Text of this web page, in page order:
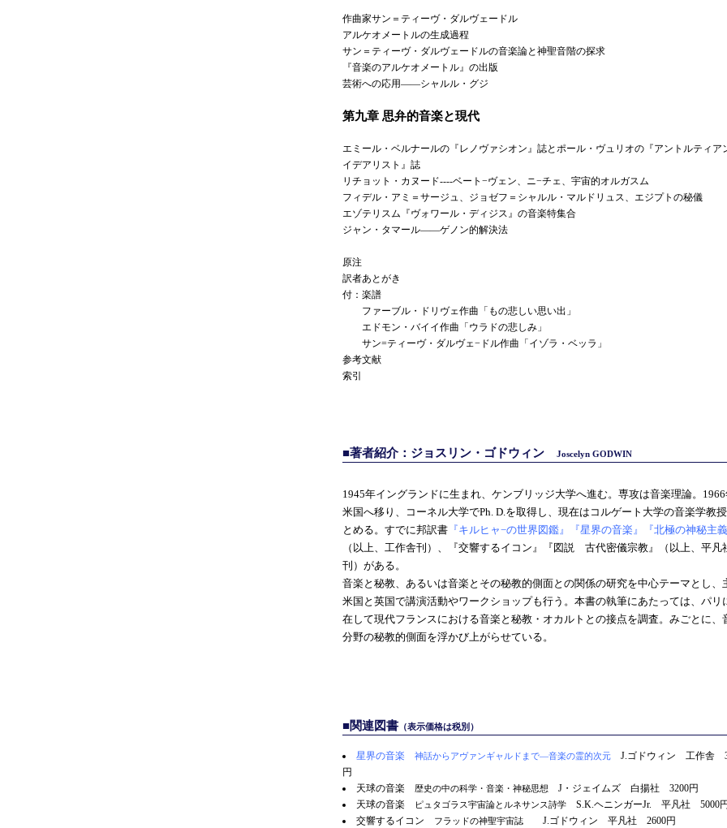
作曲家サン＝ティーヴ・ダルヴェードル
アルケオメートルの生成過程
サン＝ティーヴ・ダルヴェードルの音楽論と神聖音階の探求
『音楽のアルケオメートル』の出版
芸術への応用——シャルル・グジ
第九章 思弁的音楽と現代
エミール・ベルナールの『レノヴァシオン』誌とポール・ヴュリオの『アントルティア
イデアリスト』誌
リチョット・カヌード----ベート−ヴェン、ニ−チェ、宇宙的オルガスム
フィデル・アミ＝サージュ、ジョゼフ＝シャルル・マルドリュス、エジプトの秘儀
エゾテリスム『ヴォワール・ディジス』の音楽特集合
ジャン・タマール——ゲノン的解決法
原注
訳者あとがき
付：楽譜
ファーブル・ドリヴェ作曲「もの悲しい思い出」
エドモン・バイイ作曲「ウラドの悲しみ」
サン=ティーヴ・ダルヴェ−ドル作曲「イゾラ・ベッラ」
参考文献
索引
■著者紹介：ジョスリン・ゴドウィン Joscelyn GODWIN
1945年イングランドに生まれ、ケンブリッジ大学へ進む。専攻は音楽理論。1966
米国へ移り、コーネル大学でPh. D.を取得し、現在はコルゲート大学の音楽学教
とめる。すでに邦訳書 『キルヒャ−の世界図鑑』 『星界の音楽』
『北極の神秘主義
（以上、工作舎刊）、『交響するイコン』『図説 古代密儀宗教』（以上、平凡
刊）がある。
音楽と秘教、あるいは音楽とその秘教的側面との関係の研究を中心テーマとし、
米国と英国で講演活動やワークショップも行う。本書の執筆にあたっては、パリ
在して現代フランスにおける音楽と秘教・オカルトとの接点を調査。みごとに、
分野の秘教的側面を浮かび上がらせている。
■関連図書 （表示価格は税別）
星界の音楽 神話からアヴァンギャルドまで—音楽の霊的次元 J.ゴドウィン 工作舎
円
天球の音楽
歴史の中の科学・音楽・神秘思想
J・ジェイムズ 白揚社 3200円
天球の音楽
ピュタゴラス宇宙論とルネサンス詩学 S.K.ヘニンガーJr. 平凡社 5000円
交響するイコン
フラッドの神聖宇宙誌 J.ゴドウィン 平凡社 2600円